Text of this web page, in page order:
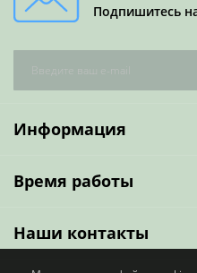
Подпишитесь
Информация
Время работы
Наши контакты